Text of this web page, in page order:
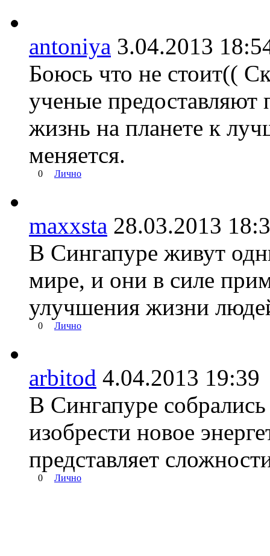
antoniya 3.04.2013
Боюсь что не стоит((
ученые предоставляют
жизнь на планете к
меняется.
0 Лично
maxxsta 28.03.2013
В Сингапуре живут
мире, и они в силе
улучшения жизни
0 Лично
arbitod 4.04.2013
В Сингапуре
изобрести новое
представляет
0 Лично